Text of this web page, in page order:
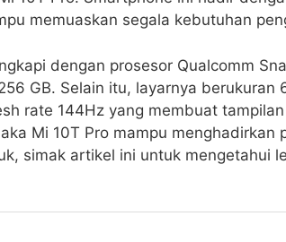
memuaskan segala kebutuhan
dengan prosesor Qualcomm
GB. Selain itu, layarnya berukuran
rate 144Hz yang membuat
Mi 10T Pro mampu menghadirkan
simak artikel ini untuk mengetahui